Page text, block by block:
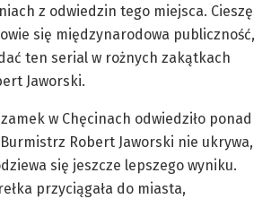
z odwiedzin tego miejsca. Cieszę
się międzynarodowa publiczność,
ten serial w rożnych zakątkach
Jaworski.
w Chęcinach odwiedziło ponad
Robert Jaworski nie ukrywa,
się jeszcze lepszego wyniku.
przyciągała do miasta,